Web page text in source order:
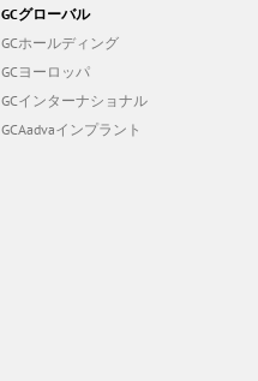
GCグローバル
GCホールディング
GCヨーロッパ
GCインターナショナル
GCAadvaインプラント